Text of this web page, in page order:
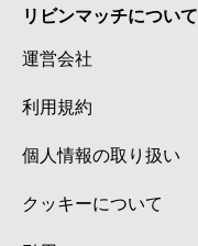
リビンマッチについて
運営会社
利用規約
個人情報の取り扱い
クッキーについて